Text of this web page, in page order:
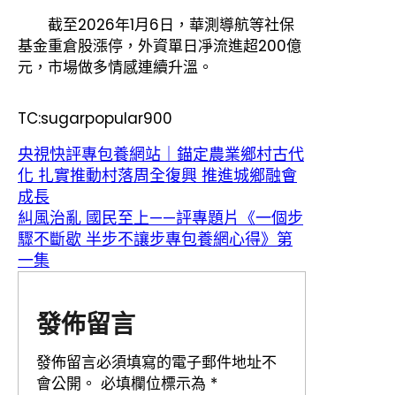
截至2026年1月6日，華測導航等社保
基金重倉股漲停，外資單日凈流進超200億
元，市場做多情感連續升溫。
TC:sugarpopular900
央視快評專包養網站｜錨定農業鄉村古代
化 扎實推動村落周全復興 推進城鄉融會
成長
糾風治亂 國民至上——評專題片《一個步
驟不斷歇 半步不讓步專包養網心得》第
一集
發佈留言
發佈留言必須填寫的電子郵件地址不
會公開。 必填欄位標示為 *